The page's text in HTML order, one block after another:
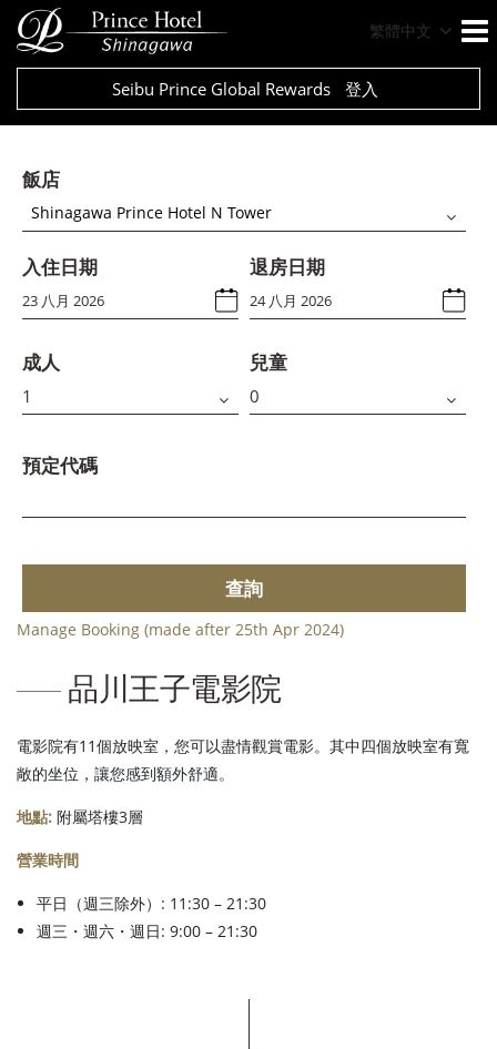
繁體中文
Seibu Prince Global Rewards 登入
飯店
Shinagawa Prince Hotel N Tower
入住日期 退房日期
成人 兒童
預定代碼
查詢
Manage Booking (made after 25th Apr 2024)
品川王子電影院
電影院有11個放映室，您可以盡情觀賞電影。其中四個放映室有寬
敞的坐位，讓您感到額外舒適。
地點: 附屬塔樓3層
營業時間
平日（週三除外）: 11:30 – 21:30
週三・週六・週日: 9:00 – 21:30